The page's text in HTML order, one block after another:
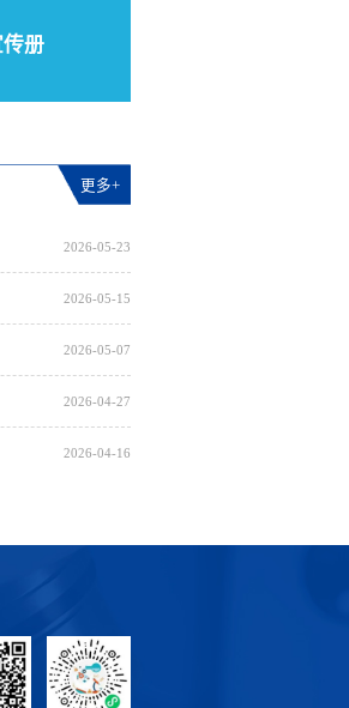
传册
更多+
2026-05-23
2026-05-15
2026-05-07
2026-04-27
2026-04-16